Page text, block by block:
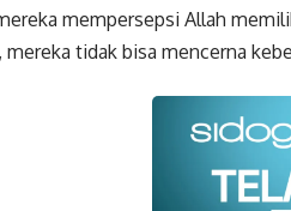
mempersepsi Allah
mereka tidak bisa mencerna
Gmail